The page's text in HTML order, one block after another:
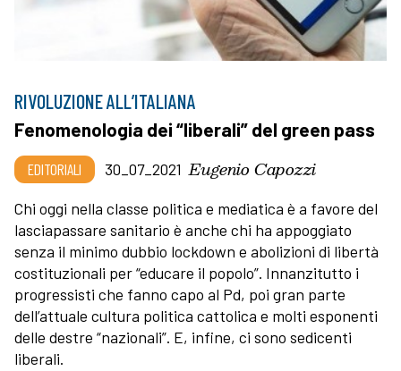
RIVOLUZIONE ALL’ITALIANA
Fenomenologia dei “liberali” del green pass
EDITORIALI 30_07_2021 Eugenio Capozzi
Chi oggi nella classe politica e mediatica è a favore del
lasciapassare sanitario è anche chi ha appoggiato
senza il minimo dubbio lockdown e abolizioni di libertà
costituzionali per “educare il popolo”. Innanzitutto i
progressisti che fanno capo al Pd, poi gran parte
dell’attuale cultura politica cattolica e molti esponenti
delle destre “nazionali”. E, infine, ci sono sedicenti
liberali.